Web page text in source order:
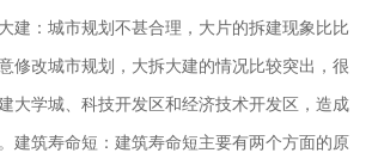
：城市规划不甚合理，大片的拆建现象比比
修改城市规划，大拆大建的情况比较突出，很
大学城、科技开发区和经济技术开发区，造成
建筑寿命短：建筑寿命短主要有两个方面的原